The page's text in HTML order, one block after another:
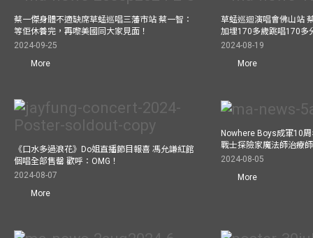
蔡一傑身體不適缺席草蜢巡唱三藩市站 蔡一智：
等佢休養完，再嚟美國同大家見面！
2024-09-25
More
草蜢巡迴演唱會佛山站
加埋170多歲跳唱170多
2024-08-19
More
《口水多過浪花》Do姐直播節目報喜 馮允謙紅館
個唱全部售罄 歡呼：OMG！
2024-08-07
More
Nowhere Boys成軍10
戰士探險家魔法師治療
2024-08-05
More